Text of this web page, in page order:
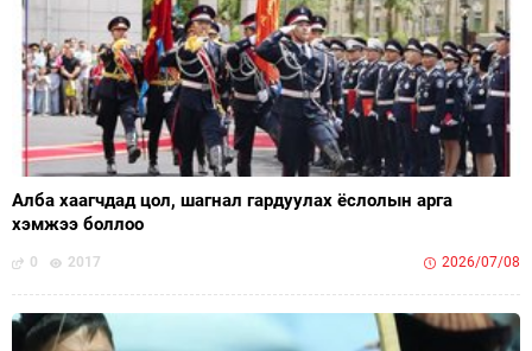
Алба хаагчдад цол, шагнал гардуулах ёслолын арга
хэмжээ боллоо
0 2017 2026/07/08